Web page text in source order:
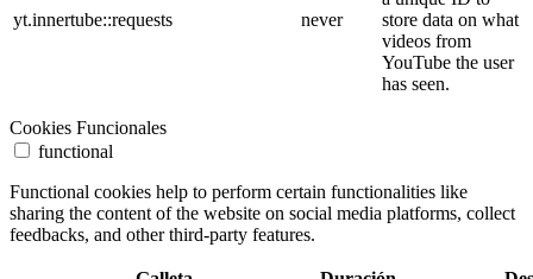
yt.innertube::requests never
store data on what
videos from
YouTube the user
has seen.
Cookies Funcionales
functional
Functional cookies help to perform certain functionalities like
sharing the content of the website on social media platforms, collect
feedbacks, and other third-party features.